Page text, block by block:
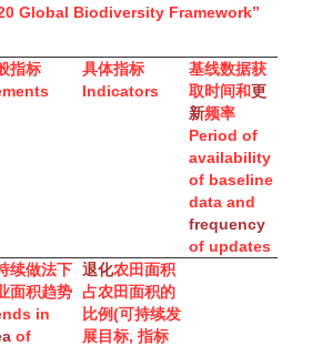
Global Biodiversity Framework”
指标
具体指标
Indicators
基线数据获
取时间和更
新频率
Period of
availability
of baseline
data and
frequency
of updates
续做法下
面积趋势
in
of
退化农田面积
占农田面积的
比例(可持续发
展目标, 指标